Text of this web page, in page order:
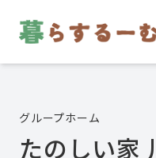
グループホーム
たのしい家